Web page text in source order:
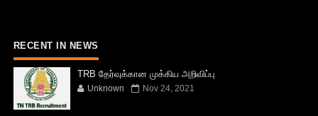
RECENT IN NEWS
TRB தேர்வுக்கான முக்கிய அறிவிப்பு
Unknown Nov 24, 2021